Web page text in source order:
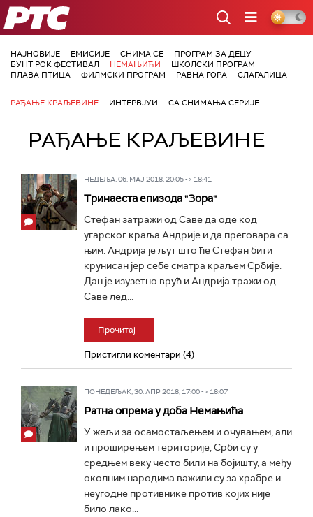
РТС
НАЈНОВИЈЕ ЕМИСИЈЕ СНИМА СЕ
ПРОГРАМ ЗА ДЕЦУ
БУНТ РОК ФЕСТИВАЛ
НЕМАЊИЋИ
ШКОЛСКИ ПРОГРАМ
ПЛАВА ПТИЦА
ФИЛМСКИ ПРОГРАМ РАВНА ГОРА СЛАГАЛИЦА
РАЂАЊЕ КРАЉЕВИНЕ ИНТЕРВЈУИ СА СНИМАЊА СЕРИЈЕ
РАЂАЊЕ КРАЉЕВИНЕ
НЕДЕЉА, 06. МАЈ 2018, 20:05 -> 18:41
Тринаеста епизода "Зора"
Стефан затражи од Саве да оде код
угарског краља Андрије и да преговара са
њим. Андрија је љут што ће Стефан бити
крунисан јер себе сматра краљем Србије.
Дан је изузетно врућ и Андрија тражи од
Саве лед...
Прочитај
Пристигли коментари (4)
ПОНЕДЕЉАК, 30. АПР 2018, 17:00 -> 18:07
Ратна опрема у доба Немањића
У жељи за осамостаљењем и очувањем, али
и проширењем територије, Срби су у
средњем веку често били на бојишту, а међу
околним народима важили су за храбре и
неугодне противнике против којих није
било лако...